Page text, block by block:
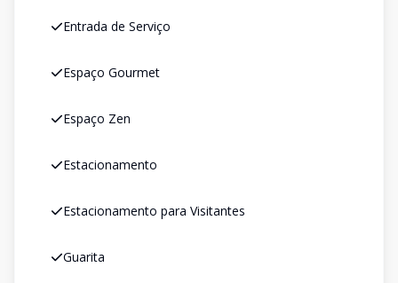
Entrada de Serviço
Espaço Gourmet
Espaço Zen
Estacionamento
Estacionamento para Visitantes
Guarita